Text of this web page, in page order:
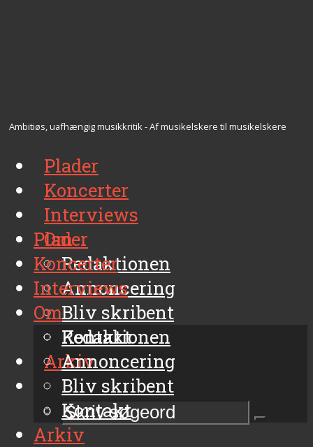
Ambitiøs, uafhængig musikkritik - Af musikelskere til musikelskere
Plader
Koncerter
Interviews
Om
Redaktionen
Annoncering
Bliv skribent
Kontakt
Arkiv
Plader
Koncerter
Interviews
Om
Redaktionen
Annoncering
Bliv skribent
Kontakt
Arkiv